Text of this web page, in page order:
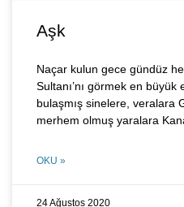
Aşk
Naçar kulun gece gündüz
Sultanı’nı görmek en
bulaşmış sinelere, veralara
merhem olmuş yaralara
OKU »
24 Ağustos 2020